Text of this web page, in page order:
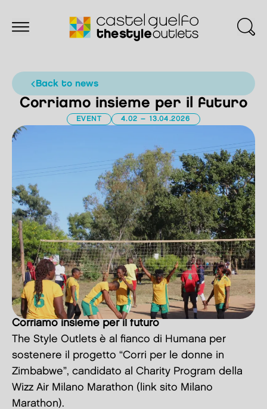
back to news
Corriamo insieme per il futuro
EVENT 4.02 – 13.04.2026
Corriamo insieme per il futuro
The Style Outlets è al fianco di Humana per
sostenere il progetto “Corri per le donne in
Zimbabwe”, candidato al Charity Program della
Wizz Air Milano Marathon (link sito Milano
Marathon).